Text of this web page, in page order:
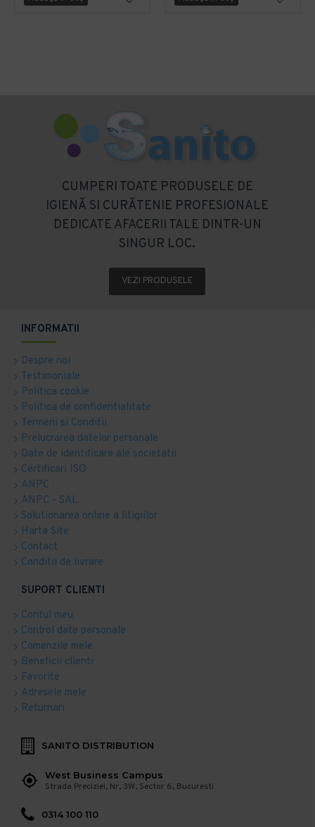
CUMPERI TOATE PRODUSELE DE
IGIENĂ SI CURĂTENIE PROFESIONALE
DEDICATE AFACERII TALE DINTR-UN
SINGUR LOC.
VEZI PRODUSELE
INFORMATII
Despre noi
Testimoniale
Politica cookie
Politica de confidentialitate
Termeni si Conditii
Prelucrarea datelor personale
Date de identificare ale societatii
Certificari ISO
ANPC
ANPC - SAL
Solutionarea online a litigiilor
Harta Site
Contact
Conditii de livrare
SUPORT CLIENTI
Contul meu
Control date personale
Comenzile mele
Beneficii clienti
Favorite
Adresele mele
Returnari
SANITO DISTRIBUTION
West Business Campus
Strada Preciziei, Nr, 3W, Sector 6, Bucuresti
0314 100 110